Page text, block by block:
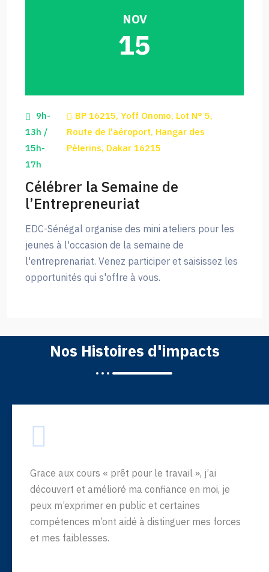
NOV
15
9h-
13h /
15h-
17h
BP 16215, Yoff Onomo, Lot N° 5,
Route de l'aéroport, Hangar des
Pèlerins, Dakar 16215
Célébrer la Semaine de
l’Entrepreneuriat
EDC-Sénégal organise des mini ateliers pour les
jeunes à l'occasion de la semaine de
l'entreprenariat. Venez participer et saisissez les
opportunités qui s'offre à vous.
Nos Histoires d'impacts
Grace aux cours « prêt pour le travail », j’ai
découvert et amélioré ma confiance en moi, je
peux m’exprimer en public et certaines
compétences m’ont aidé à distinguer mes forces
et mes faiblesses.